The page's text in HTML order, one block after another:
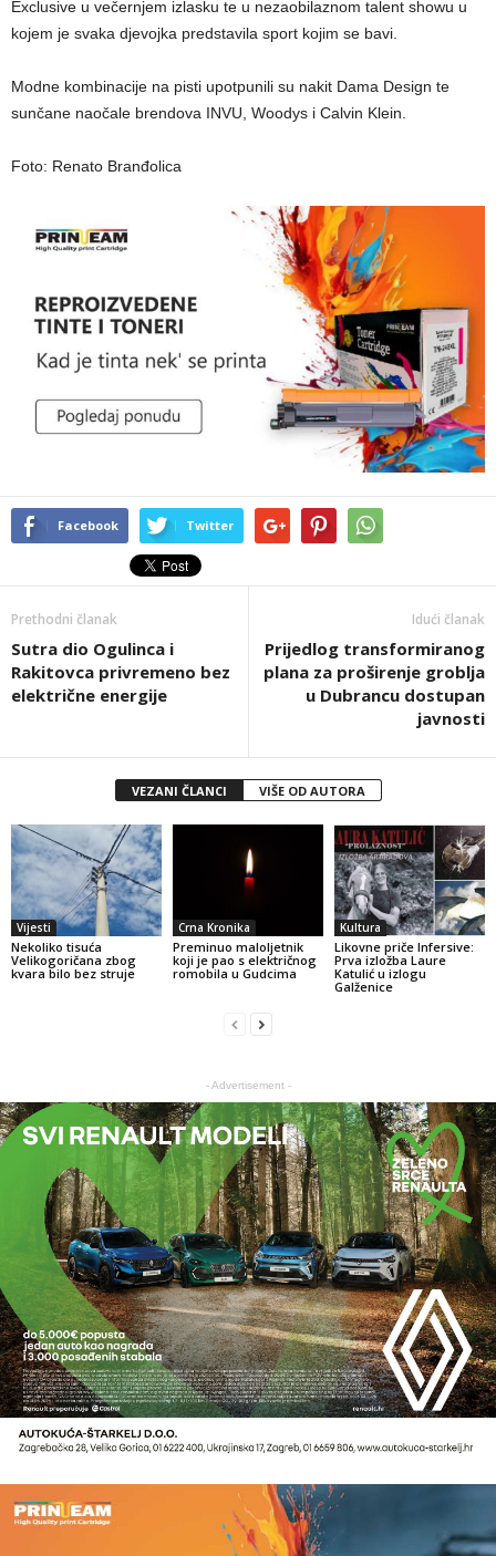
Exclusive u večernjem izlasku te u nezaobilaznom talent showu u
kojem je svaka djevojka predstavila sport kojim se bavi.
Modne kombinacije na pisti upotpunili su nakit Dama Design te
sunčane naočale brendova INVU, Woodys i Calvin Klein.
Foto: Renato Branđolica
Facebook Twitter
Prethodni članak
Sutra dio Ogulinca i
Rakitovca privremeno bez
električne energije
Idući članak
Prijedlog transformiranog
plana za proširenje groblja
u Dubrancu dostupan
javnosti
VEZANI ČLANCI VIŠE OD AUTORA
Vijesti
Nekoliko tisuća
Velikogoričana zbog
kvara bilo bez struje
Crna Kronika
Preminuo maloljetnik
koji je pao s električnog
romobila u Gudcima
Kultura
Likovne priče Infersive:
Prva izložba Laure
Katulić u izlogu
Galženice
- Advertisement -